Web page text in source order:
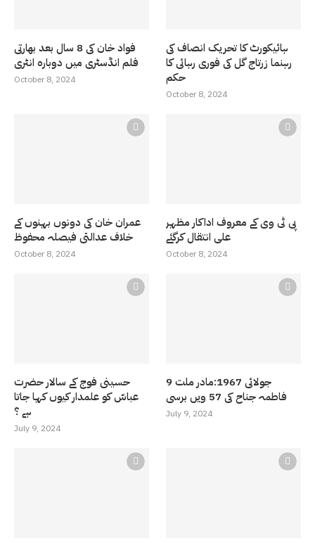
فواد خان کی 8 سال بعد بھارتی
فلم انڈسٹری میں دوبارہ انٹری
October 8, 2024
ہائیکورٹ کا تحریک انصاف کی
رہنما زرتاج گل کی فوری رہائی کا
حکم
October 8, 2024
عمران خان کی دونوں بہنوں کے
خلاف عدالتی فیصلہ محفوظ
October 8, 2024
پی ٹی وی کے معروف اداکار مظہر
علی انتقال کرگئے
October 8, 2024
حسینی فوج کے سالار حضرت
عباسّ کو علمدار کیوں کہا جاتا
ہے ؟
July 9, 2024
9 جولائی 1967:مادر ملت
فاطمہ جناح کی 57 ویں برسی
July 9, 2024